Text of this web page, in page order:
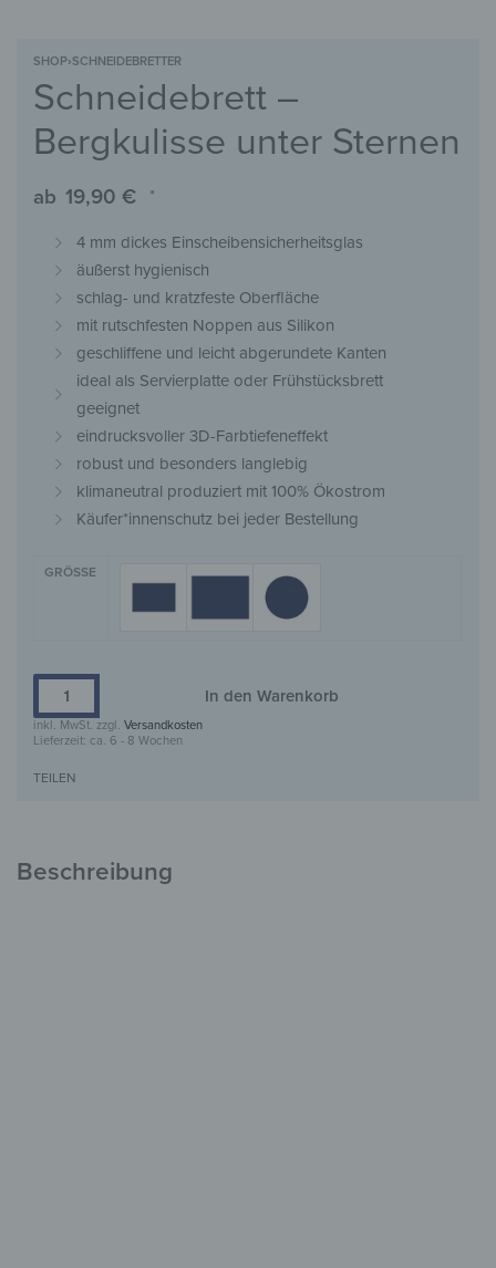
SHOP›SCHNEIDEBRETTER
Schneidebrett –
Bergkulisse unter Sternen
ab 19,90 € *
4 mm dickes Einscheibensicherheitsglas
äußerst hygienisch
schlag- und kratzfeste Oberfläche
mit rutschfesten Noppen aus Silikon
geschliffene und leicht abgerundete Kanten
ideal als Servierplatte oder Frühstücksbrett
geeignet
eindrucksvoller 3D-Farbtiefeneffekt
robust und besonders langlebig
klimaneutral produziert mit 100% Ökostrom
Käufer*innenschutz bei jeder Bestellung
GRÖSSE
In den Warenkorb
inkl. MwSt. zzgl. Versandkosten
Lieferzeit: ca. 6 - 8 Wochen
TEILEN
Beschreibung